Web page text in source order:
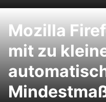
Mozilla
mit zu